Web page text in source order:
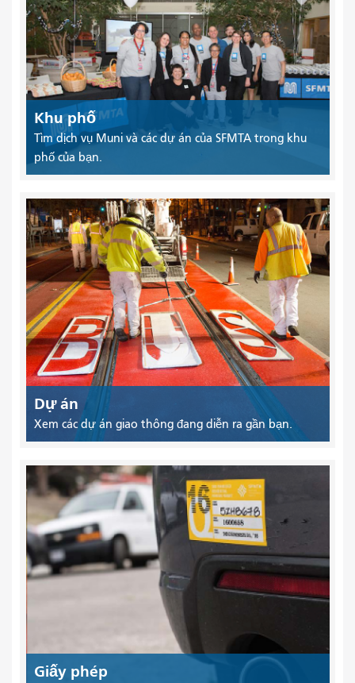
Khu phố
Tìm dịch vụ Muni và các dự án của SFMTA trong khu
phố của bạn.
Dự án
Xem các dự án giao thông đang diễn ra gần bạn.
Giấy phép